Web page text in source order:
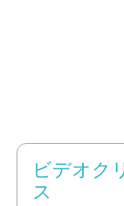
ビデオク
ス